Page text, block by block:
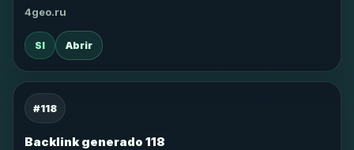
4geo.ru
SI Abrir
#118
Backlink generado 118